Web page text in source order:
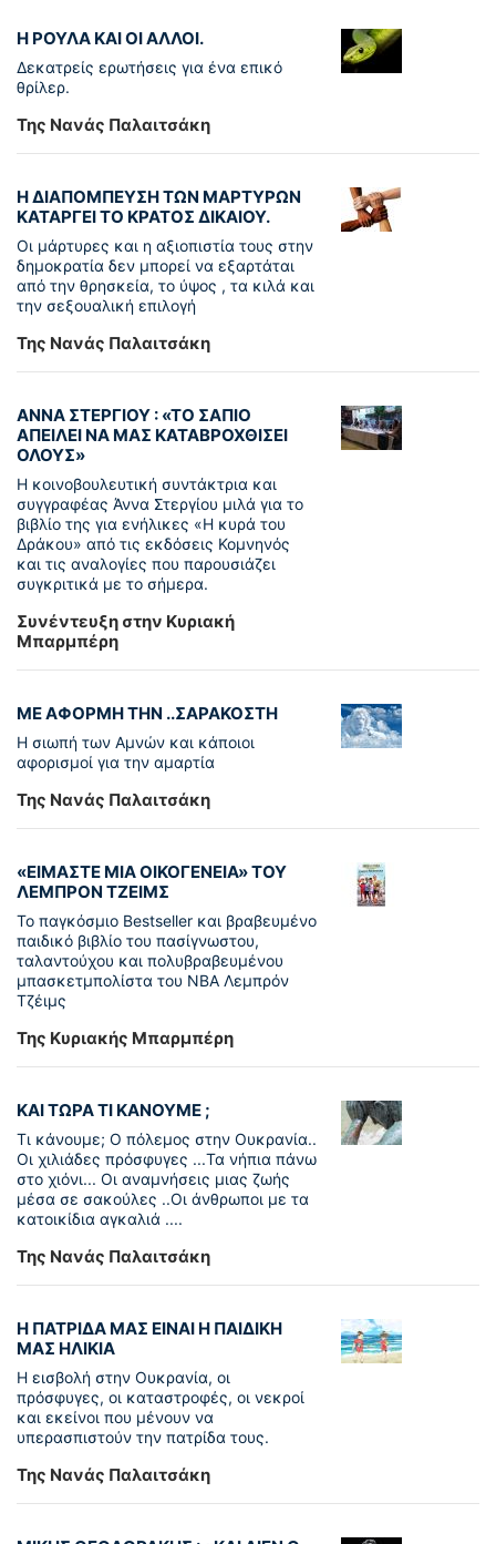
Η ΡΟΥΛΑ ΚΑΙ ΟΙ ΑΛΛΟΙ.
Δεκατρείς ερωτήσεις για ένα επικό
θρίλερ.
Της Νανάς Παλαιτσάκη
Η ΔΙΑΠΟΜΠΕΥΣΗ ΤΩΝ ΜΑΡΤΥΡΩΝ
ΚΑΤΑΡΓΕΙ ΤΟ ΚΡΑΤΟΣ ΔΙΚΑΙΟΥ.
Οι μάρτυρες και η αξιοπιστία τους στην
δημοκρατία δεν μπορεί να εξαρτάται
από την θρησκεία, το ύψος , τα κιλά και
την σεξουαλική επιλογή
Της Νανάς Παλαιτσάκη
ΑΝΝΑ ΣΤΕΡΓΙΟΥ : «ΤΟ ΣΑΠΙΟ
ΑΠΕΙΛΕΙ ΝΑ ΜΑΣ ΚΑΤΑΒΡΟΧΘΙΣΕΙ
ΟΛΟΥΣ»
Η κοινοβουλευτική συντάκτρια και
συγγραφέας Άννα Στεργίου μιλά για το
βιβλίο της για ενήλικες «Η κυρά του
Δράκου» από τις εκδόσεις Κομνηνός
και τις αναλογίες που παρουσιάζει
συγκριτικά με το σήμερα.
Συνέντευξη στην Κυριακή
Μπαρμπέρη
ΜΕ ΑΦΟΡΜΗ ΤΗΝ ..ΣΑΡΑΚΟΣΤΗ
Η σιωπή των Αμνών και κάποιοι
αφορισμοί για την αμαρτία
Της Νανάς Παλαιτσάκη
«ΕΙΜΑΣΤΕ ΜΙΑ ΟΙΚΟΓΕΝΕΙΑ» ΤΟΥ
ΛΕΜΠΡΟΝ ΤΖΕΙΜΣ
To παγκόσµιο Bestseller και βραβευµένο
παιδικό βιβλίο του πασίγνωστου,
ταλαντούχου και πολυβραβευµένου
µπασκετµπολίστα του NBA Λεµπρόν
Τζέιμς
Της Κυριακής Μπαρμπέρη
ΚΑΙ ΤΩΡΑ ΤΙ ΚΑΝΟΥΜΕ ;
Τι κάνουμε; Ο πόλεμος στην Ουκρανία..
Οι χιλιάδες πρόσφυγες ...Τα νήπια πάνω
στο χιόνι... Οι αναμνήσεις μιας ζωής
μέσα σε σακούλες ..Οι άνθρωποι με τα
κατοικίδια αγκαλιά ....
Της Νανάς Παλαιτσάκη
Η ΠΑΤΡΙΔΑ ΜΑΣ ΕΙΝΑΙ Η ΠΑΙΔΙΚΗ
ΜΑΣ ΗΛΙΚΙΑ
Η εισβολή στην Ουκρανία, οι
πρόσφυγες, οι καταστροφές, οι νεκροί
και εκείνοι που μένουν να
υπερασπιστούν την πατρίδα τους.
Της Νανάς Παλαιτσάκη